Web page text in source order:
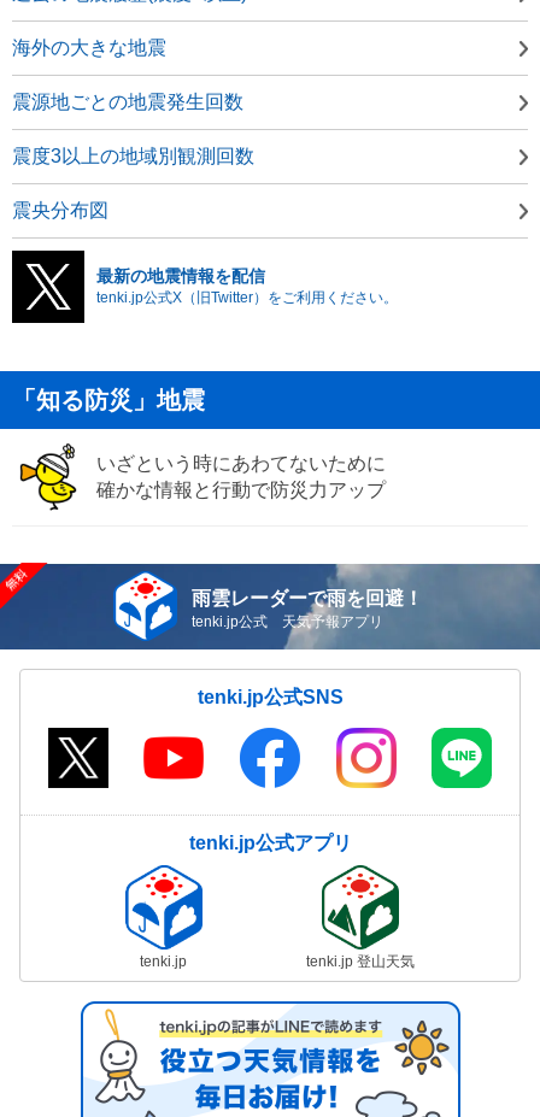
海外の大きな地震
震源地ごとの地震発生回数
震度3以上の地域別観測回数
震央分布図
最新の地震情報を配信
tenki.jp公式X（旧Twitter）をご利用ください。
「知る防災」地震
いざという時にあわてないために
確かな情報と行動で防災力アップ
雨雲レーダーで雨を回避！
tenki.jp公式 天気予報アプリ
tenki.jp公式SNS
tenki.jp公式アプリ
tenki.jp tenki.jp 登山天気